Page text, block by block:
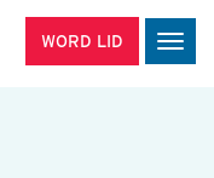
WORD LID